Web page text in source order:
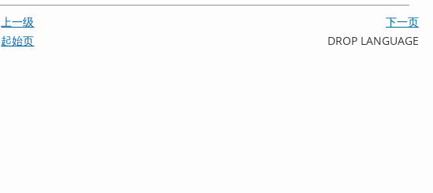
上一级
下一页
起始页 DROP LANGUAGE